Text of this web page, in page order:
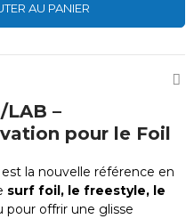
AU PANIER
LAB –
pour le Foil
est la nouvelle référence en
surf foil, le freestyle, le
pour offrir une glisse